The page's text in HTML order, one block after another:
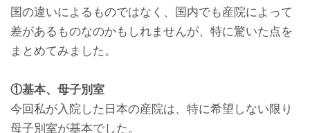
国の違いによるものではなく、国内でも産院によって
差があるものなのかもしれませんが、特に驚いた点を
まとめてみました。
①基本、母子別室
今回私が入院した日本の産院は、特に希望しない限り
母子別室が基本でした。